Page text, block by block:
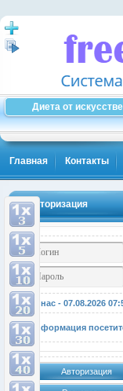
Диета от
Главная Контакты
Авторизация
У нас - 07.08.2026
Информация
Авторизация